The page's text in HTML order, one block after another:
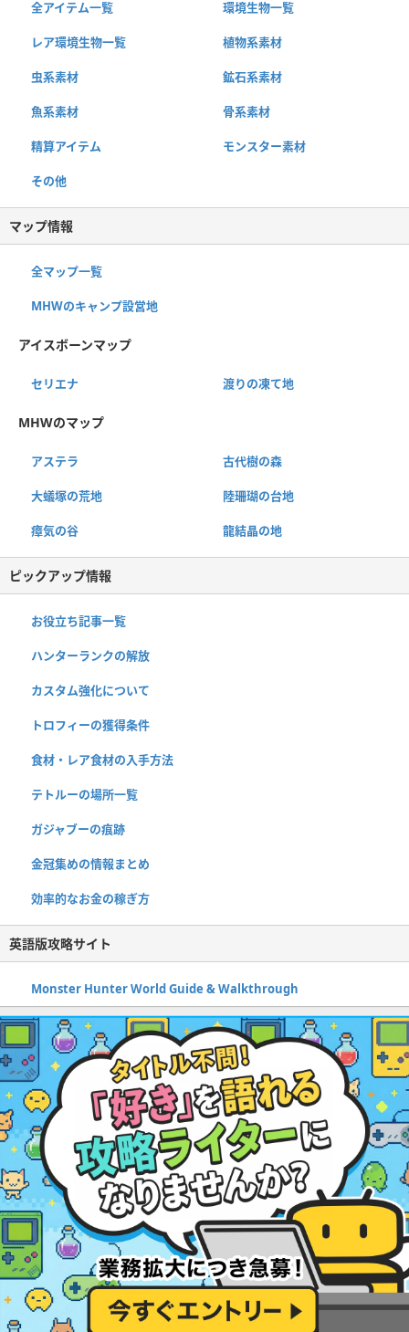
全アイテム一覧 環境生物一覧
レア環境生物一覧 植物系素材
虫系素材 鉱石系素材
魚系素材 骨系素材
精算アイテム モンスター素材
その他
マップ情報
全マップ一覧
MHWのキャンプ設営地
アイスボーンマップ
セリエナ 渡りの凍て地
MHWのマップ
アステラ 古代樹の森
大蟻塚の荒地 陸珊瑚の台地
瘴気の谷 龍結晶の地
ピックアップ情報
お役立ち記事一覧
ハンターランクの解放
カスタム強化について
トロフィーの獲得条件
食材・レア食材の入手方法
テトルーの場所一覧
ガジャブーの痕跡
金冠集めの情報まとめ
効率的なお金の稼ぎ方
英語版攻略サイト
Monster Hunter World Guide & Walkthrough